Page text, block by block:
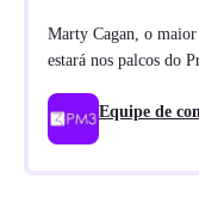
Marty Cagan, o
estará nos palcos do
Equipe de